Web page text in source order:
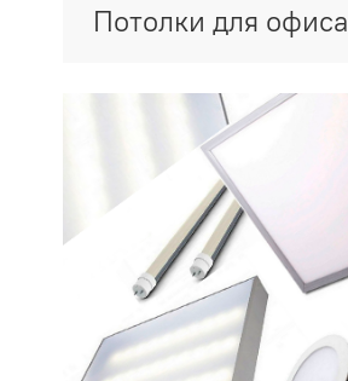
Потолки для офиса